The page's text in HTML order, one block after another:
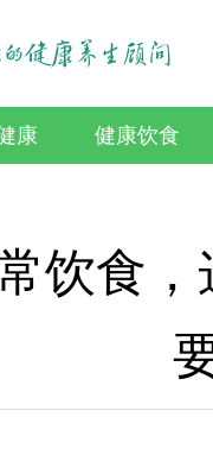
康 健康饮食
饮食